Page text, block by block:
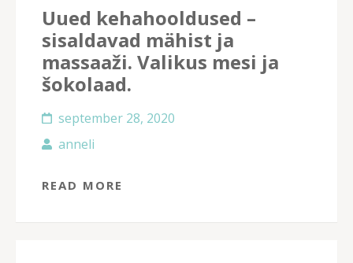
Uued kehahooldused –
sisaldavad mähist ja
massaaži. Valikus mesi ja
šokolaad.
september 28, 2020
anneli
READ MORE